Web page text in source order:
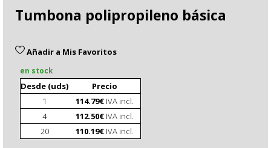
Tumbona polipropileno básica
Añadir a Mis Favoritos
en stock
Desde (uds)
Precio
1
114.79€IVA incl.
4
112.50€IVA incl.
20
110.19€IVA incl.